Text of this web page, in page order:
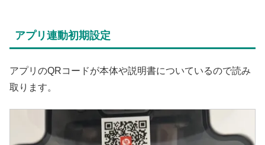
アプリ連動初期設定
アプリのQRコードが本体や説明書についているので読み
取ります。